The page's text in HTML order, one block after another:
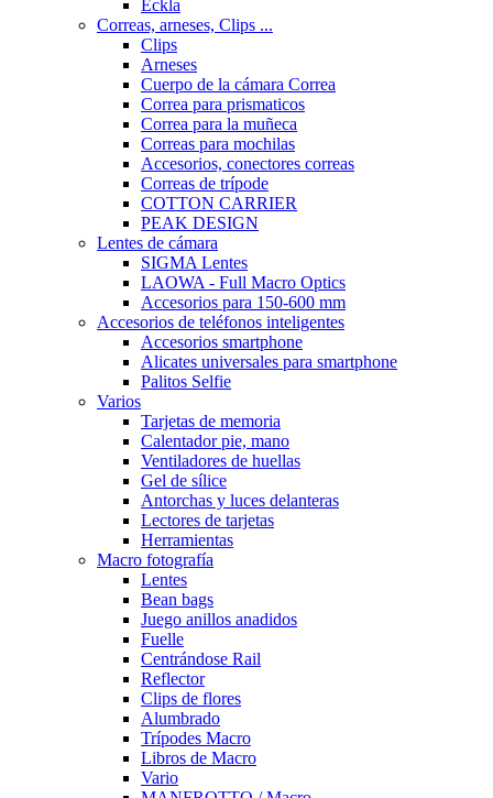
Eckla
Correas, arneses, Clips ...
Clips
Arneses
Cuerpo de la cámara Correa
Correa para prismaticos
Correa para la muñeca
Correas para mochilas
Accesorios, conectores correas
Correas de trípode
COTTON CARRIER
PEAK DESIGN
Lentes de cámara
SIGMA Lentes
LAOWA - Full Macro Optics
Accesorios para 150-600 mm
Accesorios de teléfonos inteligentes
Accesorios smartphone
Alicates universales para smartphone
Palitos Selfie
Varios
Tarjetas de memoria
Calentador pie, mano
Ventiladores de huellas
Gel de sílice
Antorchas y luces delanteras
Lectores de tarjetas
Herramientas
Macro fotografía
Lentes
Bean bags
Juego anillos anadidos
Fuelle
Centrándose Rail
Reflector
Clips de flores
Alumbrado
Trípodes Macro
Libros de Macro
Vario